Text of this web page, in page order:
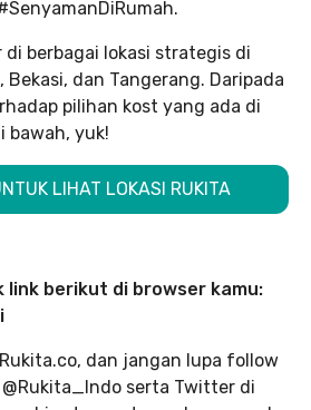
berbagai lokasi strategis di
Bekasi, dan Tangerang. Daripada
pilihan kost yang ada di
bawah, yuk!
LIHAT LOKASI RUKITA
link berikut di browser kamu:
dan jangan lupa follow
serta Twitter di